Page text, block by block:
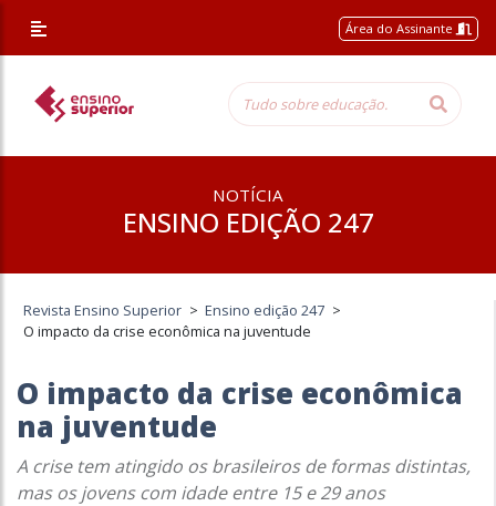
Área do Assinante
NOTÍCIA
ENSINO EDIÇÃO 247
Revista Ensino Superior > Ensino edição 247 >
O impacto da crise econômica na juventude
O impacto da crise econômica
na juventude
A crise tem atingido os brasileiros de formas distintas,
mas os jovens com idade entre 15 e 29 anos